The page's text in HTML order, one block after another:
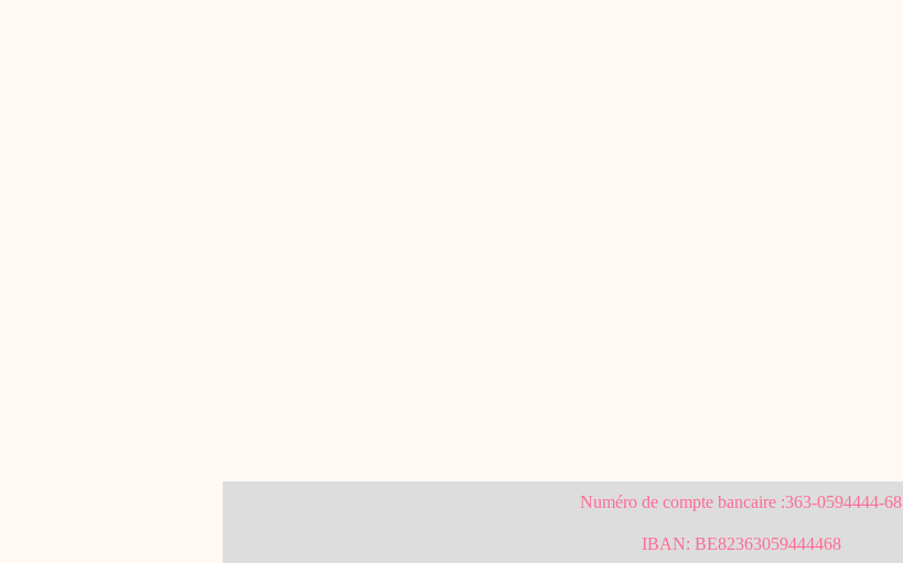
Numéro de compte bancaire :363-0594444-68
IBAN: BE82363059444468